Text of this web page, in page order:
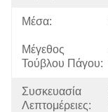
Μέσα:
Μέγεθος
Τούβλου Πάγου:
Συσκευασία
Λεπτομέρειες: